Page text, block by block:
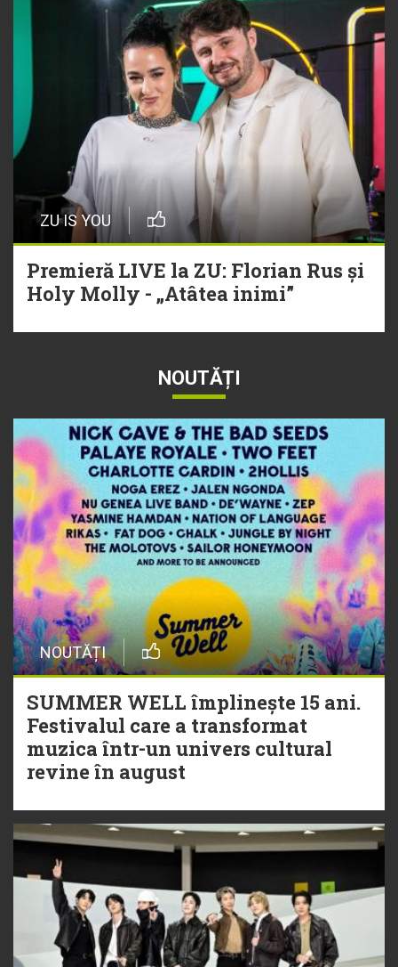
ZU IS YOU
Premieră LIVE la ZU: Florian Rus și
Holy Molly - „Atâtea inimi”
NOUTĂȚI
NOUTĂȚI
SUMMER WELL împlinește 15 ani.
Festivalul care a transformat
muzica într-un univers cultural
revine în august